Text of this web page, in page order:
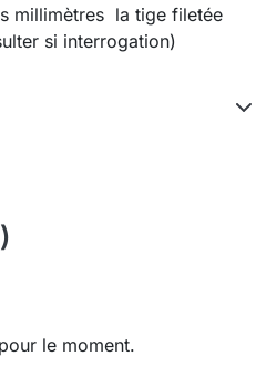
millimètres la tige filetée
si interrogation)
le moment.